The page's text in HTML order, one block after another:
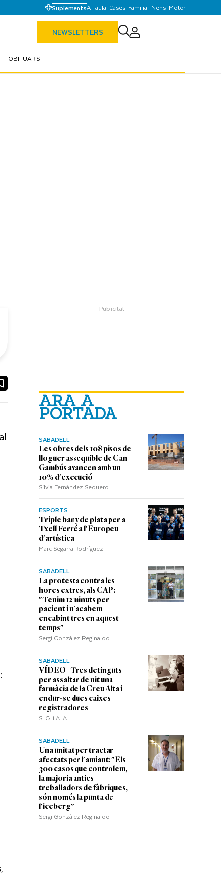
SuplementsA Taula-Cases-Familia I Nens-Motor
NEWSLETTERS
OBITUARIS
ARA A
PORTADA
SABADELL
Les obres dels 108 pisos de
lloguer assequible de Can
Gambús avancen amb un
10% d'execució
Sílvia Fernández Sequero
ESPORTS
Triple bany de plata per a
Txell Ferré a l'Europeu
d'artística
Marc Segarra Rodríguez
SABADELL
La protesta contra les
hores extres, als CAP:
"Tenim 12 minuts per
pacient i n'acabem
encabint tres en aquest
temps"
Sergi Gonzàlez Reginaldo
SABADELL
VÍDEO | Tres detinguts
per assaltar de nit una
farmàcia de la Creu Alta i
endur-se dues caixes
registradores
S. G. i A. A.
SABADELL
Una unitat per tractar
afectats per l'amiant: "Els
300 casos que controlem,
la majoria antics
treballadors de fàbriques,
són només la punta de
l'iceberg"
Sergi Gonzàlez Reginaldo